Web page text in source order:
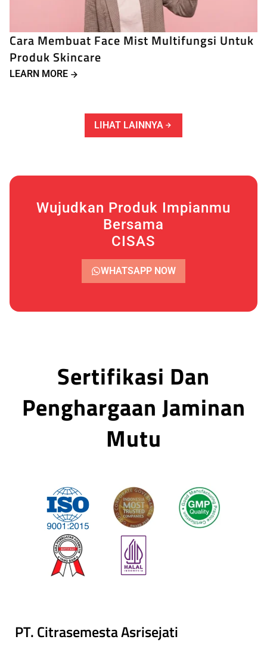
Cara Membuat Face Mist Multifungsi Untuk
Produk Skincare
LEARN MORE
LIHAT LAINNYA
Wujudkan Produk Impianmu
Bersama
CISAS
WHATSAPP NOW
Sertifikasi Dan
Penghargaan Jaminan
Mutu
PT. Citrasemesta Asrisejati